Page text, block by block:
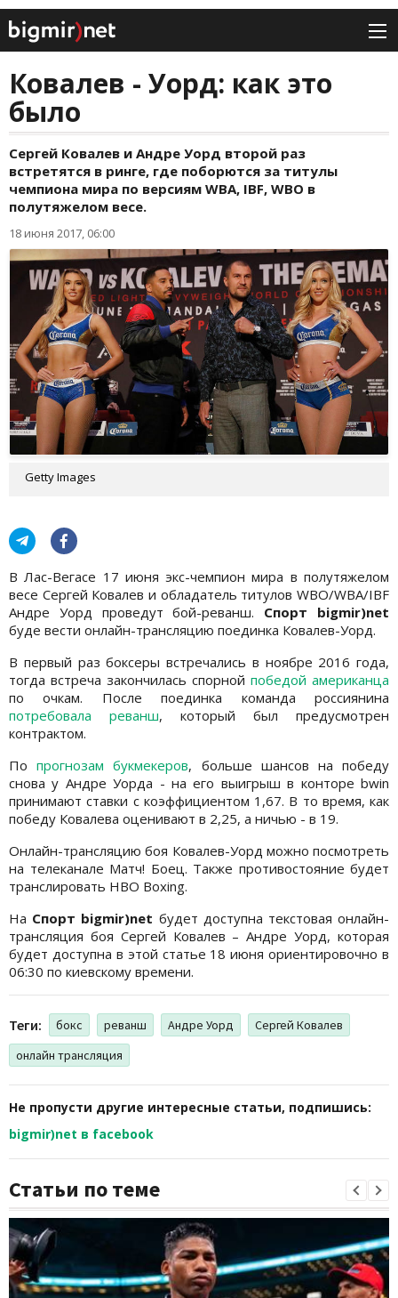
Ковалев - Уорд: как это
было
Сергей Ковалев и Андре Уорд второй раз
встретятся в ринге, где поборются за титулы
чемпиона мира по версиям WBA, IBF, WBO в
полутяжелом весе.
18 июня 2017, 06:00
Getty Images
В Лас-Вегасе 17 июня экс-чемпион мира в полутяжелом
весе Сергей Ковалев и обладатель титулов WBO/WBA/IBF
Андре Уорд проведут бой-реванш. Спорт bigmir)net
буде вести онлайн-трансляцию поединка Ковалев-Уорд.
В первый раз боксеры встречались в ноябре 2016 года,
тогда встреча закончилась спорной победой американца
по очкам. После поединка команда россиянина
потребовала реванш, который был предусмотрен
контрактом.
Попрогнозам букмекеров, больше шансов на победу
снова у Андре Уорда - на его выигрыш в конторе bwin
принимают ставки с коэффициентом 1,67. В то время, как
победу Ковалева оценивают в 2,25, а ничью - в 19.
Онлайн-трансляцию боя Ковалев-Уорд можно посмотреть
на телеканале Матч! Боец. Также противостояние будет
транслировать HBO Boxing.
На Спорт bigmir)net будет доступна текстовая онлайн-
трансляция боя Сергей Ковалев – Андре Уорд, которая
будет доступна в этой статье 18 июня ориентировочно в
06:30 по киевскому времени.
Теги: бокс реванш Андре Уорд
Сергей Ковалев
онлайн трансляция
Не пропусти другие интересные статьи, подпишись:
bigmir)net в facebook
Статьи по теме